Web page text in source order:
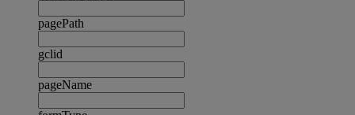
pagePath
gclid
pageName